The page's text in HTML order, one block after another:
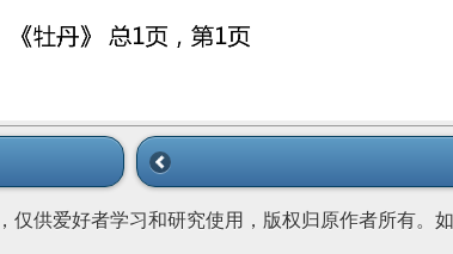
供爱好者学习和研究使用，版权归原作者所有。